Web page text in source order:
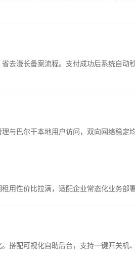
去漫长备案流程。支付成功后系统自动
巴尔干本地用户访问，双向网络稳定
用性价比拉满，适配企业常态化业务部署
配可视化自助后台，支持一键开关机